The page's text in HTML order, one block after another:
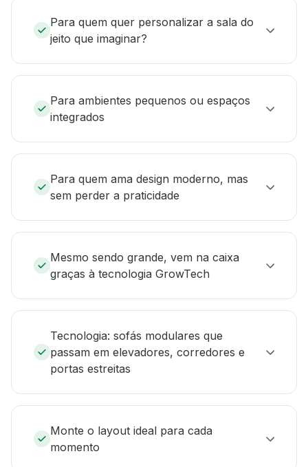
Para quem quer personalizar a sala do
jeito que imaginar?
Para ambientes pequenos ou espaços
integrados
Para quem ama design moderno, mas
sem perder a praticidade
Mesmo sendo grande, vem na caixa
graças à tecnologia GrowTech
Tecnologia: sofás modulares que
passam em elevadores, corredores e
portas estreitas
Monte o layout ideal para cada
momento